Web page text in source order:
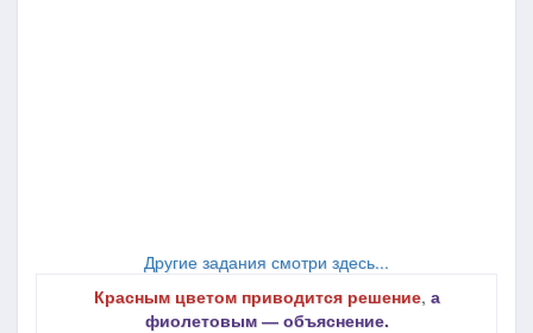
Другие задания смотри здесь...
Красным цветом приводится решение, а
фиолетовым ― объяснение.